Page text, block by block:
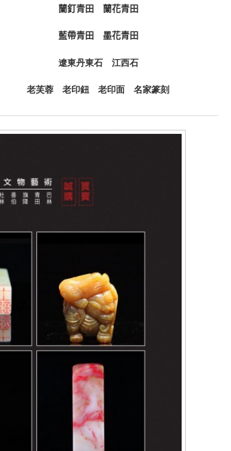
蘭釘青田 蘭花青田
藍帶青田 墨花青田
遼東丹東石 江西石
老芙蓉 老印鈕 老印面 名家篆刻